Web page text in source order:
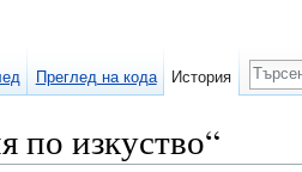
по изкуство“
Преглед на кода История